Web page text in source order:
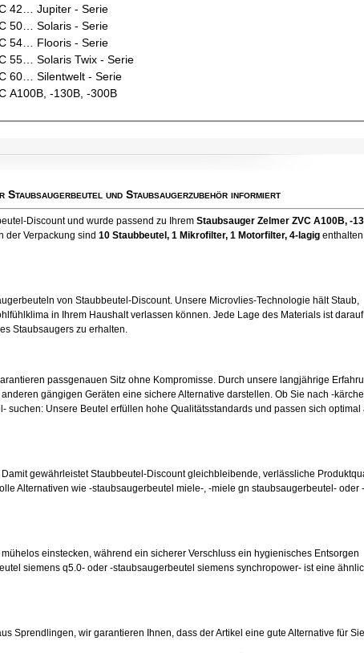
42… Jupiter - Serie
50… Solaris - Serie
54… Flooris - Serie
55… Solaris Twix - Serie
60… Silentwelt - Serie
A100B, -130B, -300B
und Staubsaugerzubehör informiert
Discount und wurde passend zu Ihrem Staubsauger Zelmer ZVC A100B, -
der Verpackung sind 10 Staubbeutel , 1 Mikrofilter, 1 Motorfilter, 4-lagig enthalten
von Staubbeutel-Discount. Unsere Microvlies-Technologie hält Staub,
in Ihrem Haushalt verlassen können. Jede Lage des Materials ist darauf
Staubsaugers zu erhalten.
passgenauen Sitz ohne Kompromisse. Durch unsere langjährige
gängigen Geräten eine sichere Alternative darstellen. Ob Sie nach -
Unsere Beutel erfüllen hohe Qualitätsstandards und passen sich optimal
gewährleistet Staubbeutel-Discount gleichbleibende, verlässliche
Alternativen wie -staubsaugerbeutel miele-, -miele gn staubsaugerbeutel- oder -
einstecken, während ein sicherer Verschluss ein hygienisches Entsorgen
siemens q5.0- oder -staubsaugerbeutel siemens synchropower- ist eine
Sprendlingen, wir garantieren Ihnen, dass der Artikel eine gute Alternative für